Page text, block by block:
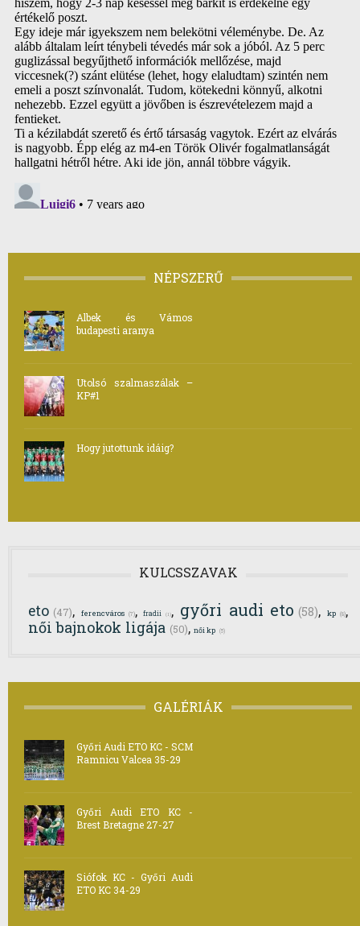
NÉPSZERŰ
Albek és Vámos
budapesti aranya
Utolsó szalmaszálak –
KP#1
Hogy jutottunk idáig?
KULCSSZAVAK
eto (47), ferencváros (7),fradii (1), győri audi eto (58),kp (8),
női bajnokok ligája (50), női kp (5)
GALÉRIÁK
Győri Audi ETO KC - SCM
Ramnicu Valcea 35-29
Győri Audi ETO KC -
Brest Bretagne 27-27
Siófok KC - Győri Audi
ETO KC 34-29